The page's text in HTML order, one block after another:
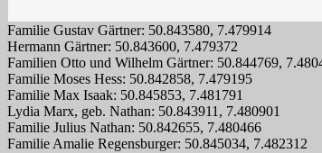
Familie Gustav Gärtner: 50.843580, 7.479914
Hermann Gärtner: 50.843600, 7.479372
Familien Otto und Wilhelm Gärtner: 50.844769,
Familie Moses Hess: 50.842858, 7.479195
Familie Max Isaak: 50.845853, 7.481791
Lydia Marx, geb. Nathan: 50.843911 , 7.480901
Familie Julius Nathan: 50.842655, 7.480466
Familie Amalie Regensburger: 50.845034, 7.482312